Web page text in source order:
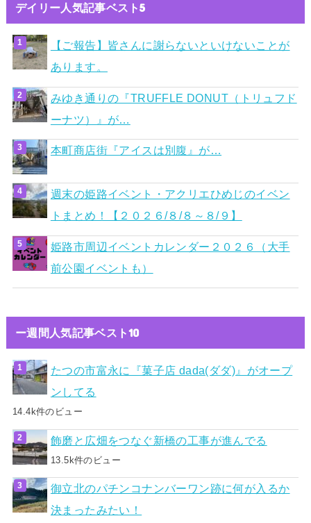
デイリー人気記事ベスト5
【ご報告】皆さんに謝らないといけないことが
あります。
みゆき通りの『TRUFFLE DONUT（トリュフド
ーナツ）』が…
本町商店街『アイスは別腹』が…
週末の姫路イベント・アクリエひめじのイベン
トまとめ！【２０２６/８/８～８/９】
姫路市周辺イベントカレンダー２０２６（大手
前公園イベントも）
ー週間人気記事ベスト10
たつの市富永に『菓子店 dada(ダダ)』がオープ
ンしてる
14.4k件のビュー
飾磨と広畑をつなぐ新橋の工事が進んでる
13.5k件のビュー
御立北のパチンコナンバーワン跡に何が入るか
決まったみたい！